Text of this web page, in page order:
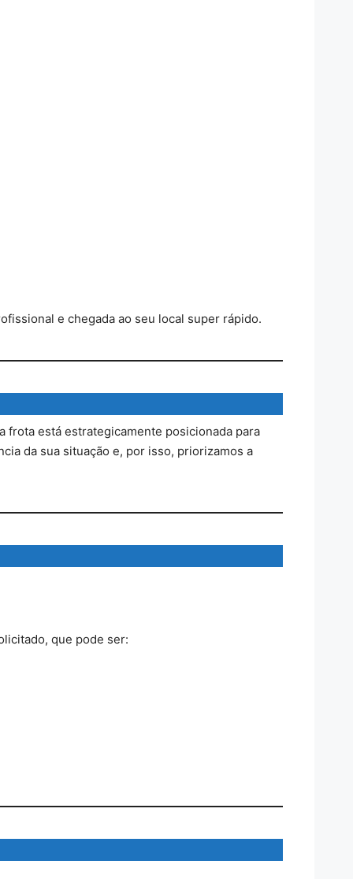
e chegada ao seu local super rápido.
frota está estrategicamente posicionada para
da sua situação e, por isso, priorizamos a
que pode ser: